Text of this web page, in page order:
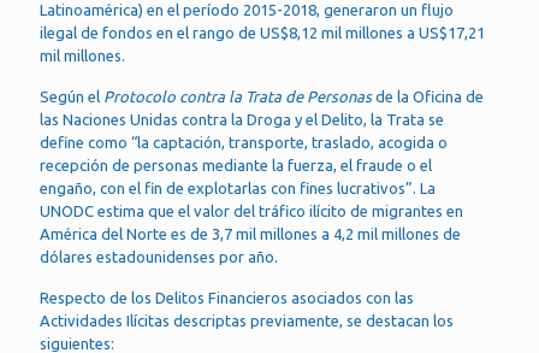
Latinoamérica) en el período 2015-2018, generaron un flujo
ilegal de fondos en el rango de US$8,12 mil millones a US$17,21
mil millones.
Según el Protocolo contra la Trata de Personasde la Oficina de
las Naciones Unidas contra la Droga y el Delito, la Trata se
define como “la captación, transporte, traslado, acogida o
recepción de personas mediante la fuerza, el fraude o el
engaño, con el fin de explotarlas con fines lucrativos”. La
UNODC estima que el valor del tráfico ilícito de migrantes en
América del Norte es de 3,7 mil millones a 4,2 mil millones de
dólares estadounidenses por año.
Respecto de los Delitos Financieros asociados con las
Actividades Ilícitas descriptas previamente, se destacan los
siguientes: